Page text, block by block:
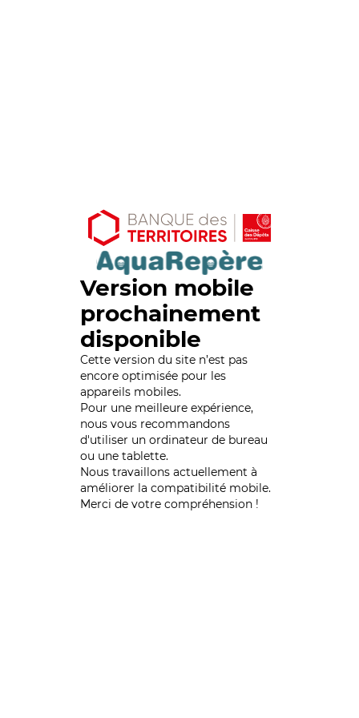
Version mobile
prochainement
disponible
Cette version du site n’est pas
encore optimisée pour les
appareils mobiles.
Pour une meilleure expérience,
nous vous recommandons
d'utiliser un ordinateur de bureau
ou une tablette.
Nous travaillons actuellement à
améliorer la compatibilité mobile.
Merci de votre compréhension !